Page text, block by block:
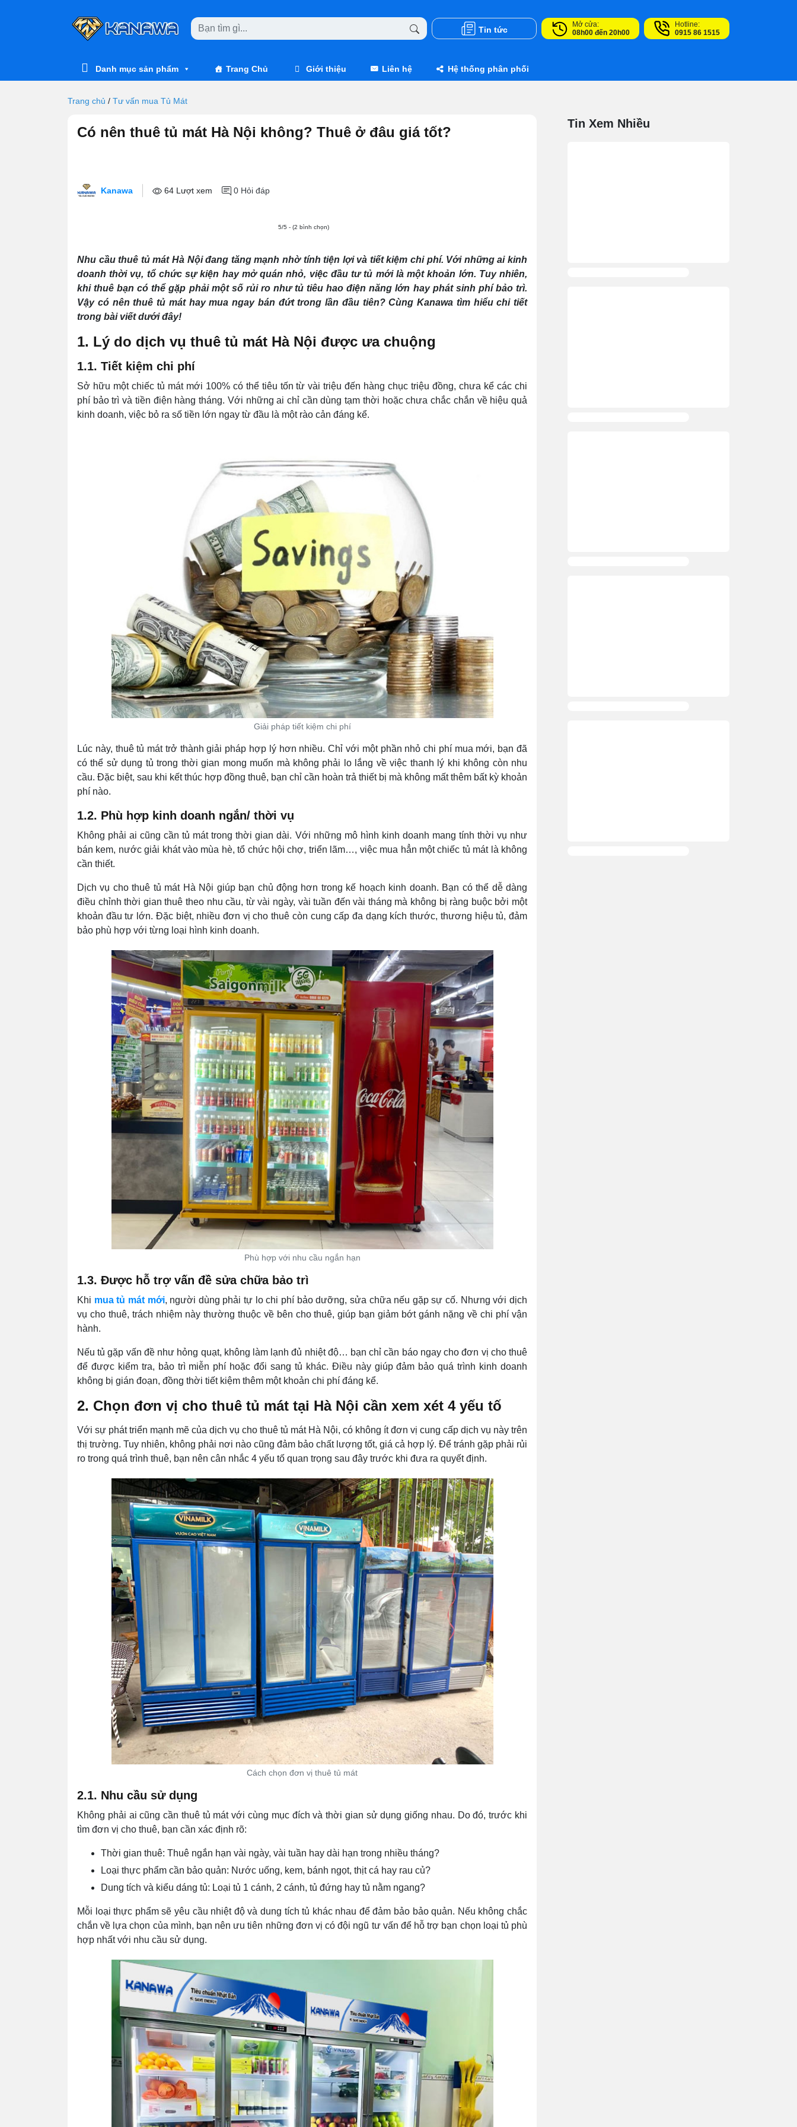
Tin tức
Mở cửa:
08h00 đến 20h00
Hotline:
0915 86 1515
Danh mục sản phẩm Trang Chủ Giới thiệu Liên hệ Hệ thống phân phối
Trang chủ / Tư vấn mua Tủ Mát
Có nên thuê tủ mát Hà Nội không? Thuê ở đâu giá tốt?
Kanawa 64 Lượt xem 0 Hỏi đáp
5/5 - (2 bình chọn)
Nhu cầu thuê tủ mát Hà Nội đang tăng mạnh nhờ tính tiện lợi và tiết kiệm chi phí. Với những ai kinh
doanh thời vụ, tổ chức sự kiện hay mở quán nhỏ, việc đầu tư tủ mới là một khoản lớn. Tuy nhiên,
khi thuê bạn có thể gặp phải một số rủi ro như tủ tiêu hao điện năng lớn hay phát sinh phí bảo trì.
Vậy có nên thuê tủ mát hay mua ngay bán đứt trong lần đầu tiên? Cùng Kanawa tìm hiểu chi tiết
trong bài viết dưới đây!
1. Lý do dịch vụ thuê tủ mát Hà Nội được ưa chuộng
1.1. Tiết kiệm chi phí
Sở hữu một chiếc tủ mát mới 100% có thể tiêu tốn từ vài triệu đến hàng chục triệu đồng, chưa kể các chi
phí bảo trì và tiền điện hàng tháng. Với những ai chỉ cần dùng tạm thời hoặc chưa chắc chắn về hiệu quả
kinh doanh, việc bỏ ra số tiền lớn ngay từ đầu là một rào cản đáng kể.
Giải pháp tiết kiệm chi phí
Lúc này, thuê tủ mát trở thành giải pháp hợp lý hơn nhiều. Chỉ với một phần nhỏ chi phí mua mới, bạn đã
có thể sử dụng tủ trong thời gian mong muốn mà không phải lo lắng về việc thanh lý khi không còn nhu
cầu. Đặc biệt, sau khi kết thúc hợp đồng thuê, bạn chỉ cần hoàn trả thiết bị mà không mất thêm bất kỳ khoản
phí nào.
1.2. Phù hợp kinh doanh ngắn/ thời vụ
Không phải ai cũng cần tủ mát trong thời gian dài. Với những mô hình kinh doanh mang tính thời vụ như
bán kem, nước giải khát vào mùa hè, tổ chức hội chợ, triển lãm…, việc mua hẳn một chiếc tủ mát là không
cần thiết.
Dịch vụ cho thuê tủ mát Hà Nội giúp bạn chủ động hơn trong kế hoạch kinh doanh. Bạn có thể dễ dàng
điều chỉnh thời gian thuê theo nhu cầu, từ vài ngày, vài tuần đến vài tháng mà không bị ràng buộc bởi một
khoản đầu tư lớn. Đặc biệt, nhiều đơn vị cho thuê còn cung cấp đa dạng kích thước, thương hiệu tủ, đảm
bảo phù hợp với từng loại hình kinh doanh.
Phù hợp với nhu cầu ngắn hạn
1.3. Được hỗ trợ vấn đề sửa chữa bảo trì
Khi mua tủ mát mới, người dùng phải tự lo chi phí bảo dưỡng, sửa chữa nếu gặp sự cố. Nhưng với dịch
vụ cho thuê, trách nhiệm này thường thuộc về bên cho thuê, giúp bạn giảm bớt gánh nặng về chi phí vận
hành.
Nếu tủ gặp vấn đề như hỏng quạt, không làm lạnh đủ nhiệt độ… bạn chỉ cần báo ngay cho đơn vị cho thuê
để được kiểm tra, bảo trì miễn phí hoặc đổi sang tủ khác. Điều này giúp đảm bảo quá trình kinh doanh
không bị gián đoạn, đồng thời tiết kiệm thêm một khoản chi phí đáng kể.
2. Chọn đơn vị cho thuê tủ mát tại Hà Nội cần xem xét 4 yếu tố
Với sự phát triển mạnh mẽ của dịch vụ cho thuê tủ mát Hà Nội, có không ít đơn vị cung cấp dịch vụ này trên
thị trường. Tuy nhiên, không phải nơi nào cũng đảm bảo chất lượng tốt, giá cả hợp lý. Để tránh gặp phải rủi
ro trong quá trình thuê, bạn nên cân nhắc 4 yếu tố quan trọng sau đây trước khi đưa ra quyết định.
Cách chọn đơn vị thuê tủ mát
2.1. Nhu cầu sử dụng
Không phải ai cũng cần thuê tủ mát với cùng mục đích và thời gian sử dụng giống nhau. Do đó, trước khi
tìm đơn vị cho thuê, bạn cần xác định rõ:
Thời gian thuê: Thuê ngắn hạn vài ngày, vài tuần hay dài hạn trong nhiều tháng?
Loại thực phẩm cần bảo quản: Nước uống, kem, bánh ngọt, thịt cá hay rau củ?
Dung tích và kiểu dáng tủ: Loại tủ 1 cánh, 2 cánh, tủ đứng hay tủ nằm ngang?
Mỗi loại thực phẩm sẽ yêu cầu nhiệt độ và dung tích tủ khác nhau để đảm bảo bảo quản. Nếu không chắc
chắn về lựa chọn của mình, bạn nên ưu tiên những đơn vị có đội ngũ tư vấn để hỗ trợ bạn chọn loại tủ phù
hợp nhất với nhu cầu sử dụng.
Tin Xem Nhiều